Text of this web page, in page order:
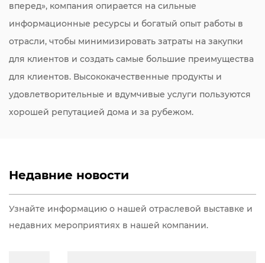
вперед», компания опирается на сильные
информационные ресурсы и богатый опыт работы в
отрасли, чтобы минимизировать затраты на закупки
для клиентов и создать самые большие преимущества
для клиентов. Высококачественные продукты и
удовлетворительные и вдумчивые услуги пользуются
хорошей репутацией дома и за рубежом.
Недавние новости
Узнайте информацию о нашей отраслевой выставке и
недавних мероприятиях в нашей компании.